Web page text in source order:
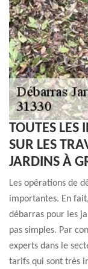
TOUTES LES
SUR LES
JARDINS À
Les opérations de
importantes. En
débarras pour les
pas simples. Par
experts dans le
tarifs qui sont très